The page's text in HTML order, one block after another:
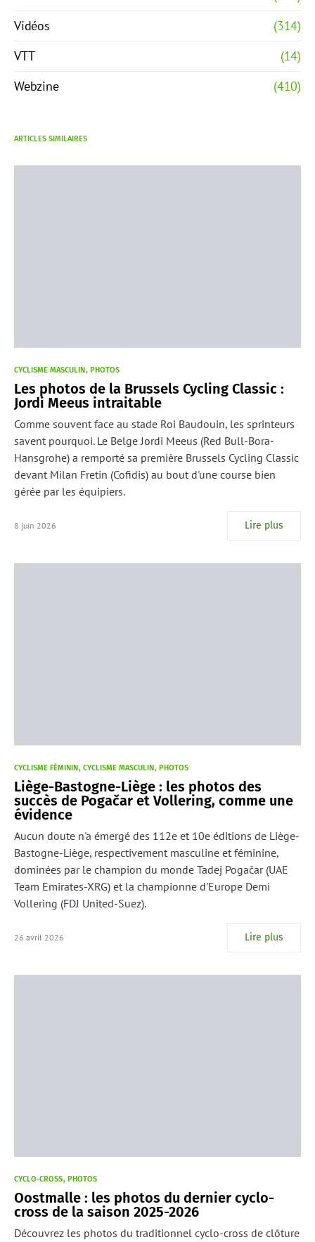
Vidéos
(314)
VTT
(14)
Webzine
(410)
ARTICLES SIMILAIRES
CYCLISME MASCULIN PHOTOS
Les photos de la Brussels Cycling Classic :
Jordi Meeus intraitable
Comme souvent face au stade Roi Baudouin, les sprinteurs
savent pourquoi. Le Belge Jordi Meeus (Red Bull-Bora-
Hansgrohe) a remporté sa première Brussels Cycling Classic
devant Milan Fretin (Cofidis) au bout d'une course bien
gérée par les équipiers.
8 juin 2026 Lire plus
CYCLISME FÉMININ CYCLISME MASCULIN PHOTOS
Liège-Bastogne-Liège : les photos des
succès de Pogačar et Vollering, comme une
évidence
Aucun doute n'a émergé des 112e et 10e éditions de Liège-
Bastogne-Liège, respectivement masculine et féminine,
dominées par le champion du monde Tadej Pogačar (UAE
Team Emirates-XRG) et la championne d'Europe Demi
Vollering (FDJ United-Suez).
26 avril 2026 Lire plus
CYCLO-CROSS PHOTOS
Oostmalle : les photos du dernier cyclo-
cross de la saison 2025-2026
Découvrez les photos du traditionnel cyclo-cross de clôture